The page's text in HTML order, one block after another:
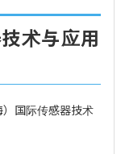
术与应用
国际传感器技术